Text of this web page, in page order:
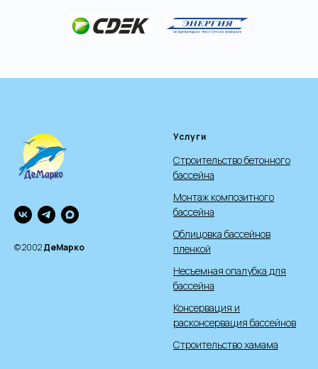
© 2002ДеМарко
Услуги
Строительство бетонного
бассейна
Монтаж композитного
бассейна
Облицовка бассейнов
пленкой
Несъемная опалубка для
бассейна
Консервация и
расконсервация бассейнов
Строительство хамама